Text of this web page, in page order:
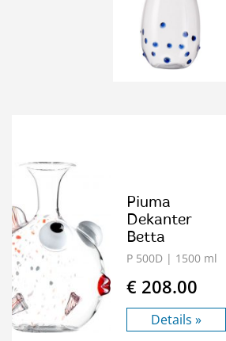
Piuma
Dekanter
Betta
P 500D | 1500 ml
€ 208.00
Details »